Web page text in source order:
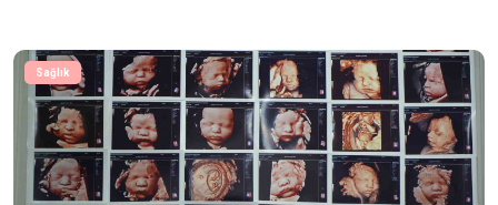
Sağlık